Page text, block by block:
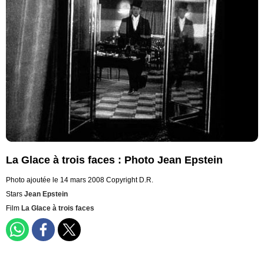
La Glace à trois faces : Photo Jean Epstein
Photo ajoutée le 14 mars 2008 Copyright D.R.
Stars Jean Epstein
Film La Glace à trois faces